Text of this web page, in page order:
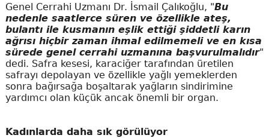
Genel Cerrahi Uzmanı Dr. İsmail Çalıkoğlu, "Bu
nedenle saatlerce süren ve özellikle ateş,
bulantı ile kusmanın eşlik ettiği şiddetli karın
ağrısı hiçbir zaman ihmal edilmemeli ve en kısa
sürede genel cerrahi uzmanına başvurulmalıdır"
dedi. Safra kesesi, karaciğer tarafından üretilen
safrayı depolayan ve özellikle yağlı yemeklerden
sonra bağırsağa boşaltarak yağların sindirimine
yardımcı olan küçük ancak önemli bir organ.
Kadınlarda daha sık görülüyor